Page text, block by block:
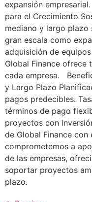
expansión
para el Crecimiento
mediano y largo plazo
gran escala como
adquisición de
Global Finance ofrece
cada empresa.
y Largo Plazo
pagos predecibles.
términos de pago
proyectos con
de Global Finance con
comprometemos a
de las empresas,
soportar proyectos
plazo.